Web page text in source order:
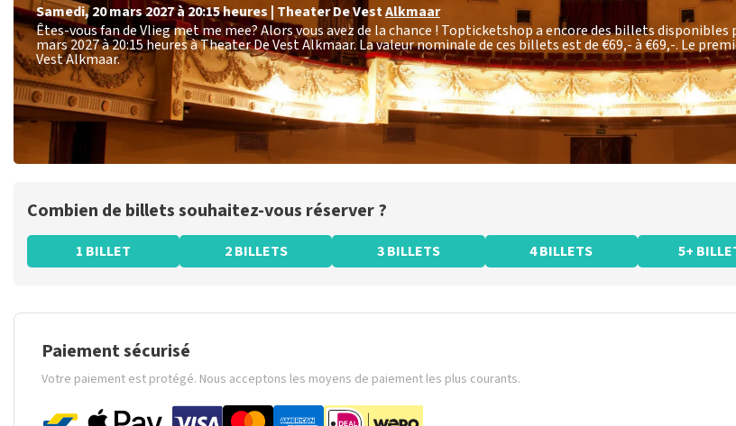
samedi,20 mars 2027 à 20:15heures | Theater De VestAlkmaar
Êtes-vous fan de Vlieg met me mee? Alors vous avez de la chance ! Topticketshop a encore des billets
mars 2027 à 20:15 heures à Theater De Vest Alkmaar. La valeur nominale de ces billets est de€69,- à €69,-. Le
Vest Alkmaar.
Combien de billets souhaitez-vous réserver ?
1 BILLET 2 BILLETS 3 BILLETS 4 BILLETS 5+
Paiement sécurisé
Votre paiement est protégé. Nous acceptons les moyens de paiement les plus courants.